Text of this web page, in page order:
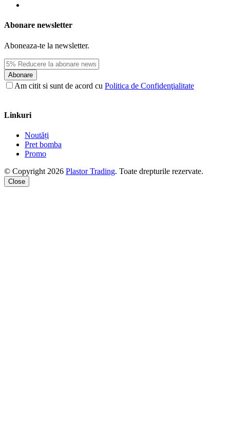
Abonare newsletter
Aboneaza-te la newsletter.
Abonare
Am citit si sunt de acord cu Politica de Confidenţialitate
Linkuri
Noutăți
Pret bomba
Promo
© Copyright 2026 Plastor Trading. Toate drepturile rezervate.
Close